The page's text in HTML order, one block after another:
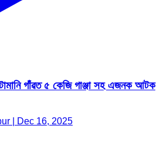
গাঁৱত ৫ কেজি গাঞ্জা সহ এজনক আটক
| Dec 16, 2025